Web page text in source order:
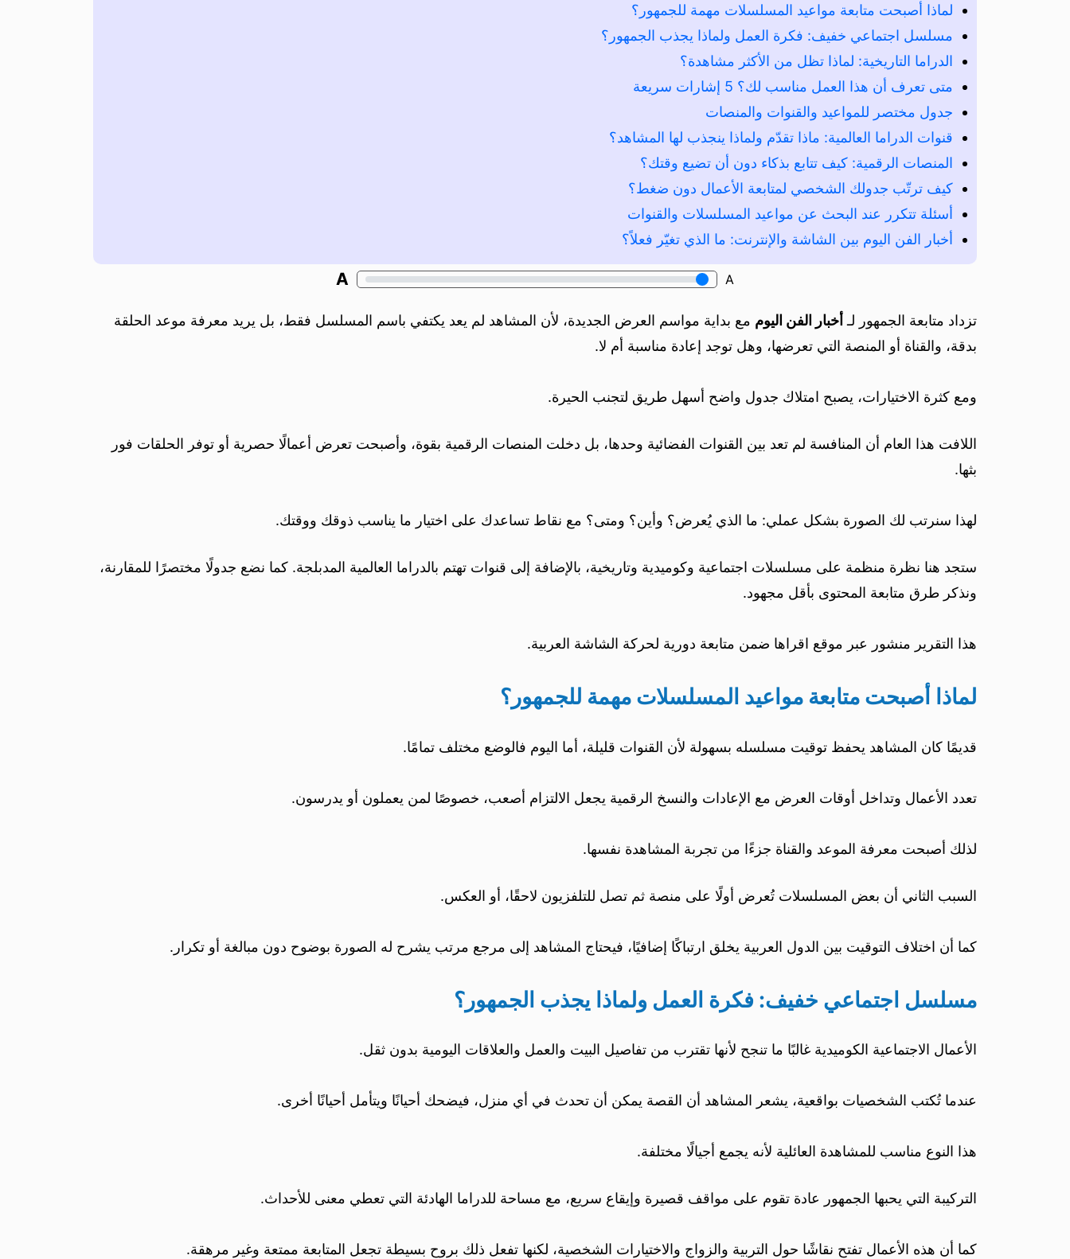
لماذا أصبحت متابعة مواعيد المسلسلات مهمة للجمهور؟
مسلسل اجتماعي خفيف: فكرة العمل ولماذا يجذب الجمهور؟
الدراما التاريخية: لماذا تظل من الأكثر مشاهدة؟
متى تعرف أن هذا العمل مناسب لك؟ 5 إشارات سريعة
جدول مختصر للمواعيد والقنوات والمنصات
قنوات الدراما العالمية: ماذا تقدّم ولماذا ينجذب لها المشاهد؟
المنصات الرقمية: كيف تتابع بذكاء دون أن تضيع وقتك؟
كيف ترتّب جدولك الشخصي لمتابعة الأعمال دون ضغط؟
أسئلة تتكرر عند البحث عن مواعيد المسلسلات والقنوات
أخبار الفن اليوم بين الشاشة والإنترنت: ما الذي تغيّر فعلاً؟
A
A
تزداد متابعة الجمهور لـ أخبار الفن اليوم مع بداية مواسم العرض الجديدة، لأن المشاهد لم يعد يكتفي باسم المسلسل فقط، بل يريد معرفة موعد الحلقة
بدقة، والقناة أو المنصة التي تعرضها، وهل توجد إعادة مناسبة أم لا.
ومع كثرة الاختيارات، يصبح امتلاك جدول واضح أسهل طريق لتجنب الحيرة.
اللافت هذا العام أن المنافسة لم تعد بين القنوات الفضائية وحدها، بل دخلت المنصات الرقمية بقوة، وأصبحت تعرض أعمالًا حصرية أو توفر الحلقات فور
بثها.
لهذا سنرتب لك الصورة بشكل عملي: ما الذي يُعرض؟ وأين؟ ومتى؟ مع نقاط تساعدك على اختيار ما يناسب ذوقك ووقتك.
ستجد هنا نظرة منظمة على مسلسلات اجتماعية وكوميدية وتاريخية، بالإضافة إلى قنوات تهتم بالدراما العالمية المدبلجة. كما نضع جدولًا مختصرًا للمقارنة،
ونذكر طرق متابعة المحتوى بأقل مجهود.
هذا التقرير منشور عبر موقع اقراها ضمن متابعة دورية لحركة الشاشة العربية.
لماذا أصبحت متابعة مواعيد المسلسلات مهمة للجمهور؟
قديمًا كان المشاهد يحفظ توقيت مسلسله بسهولة لأن القنوات قليلة، أما اليوم فالوضع مختلف تمامًا.
تعدد الأعمال وتداخل أوقات العرض مع الإعادات والنسخ الرقمية يجعل الالتزام أصعب، خصوصًا لمن يعملون أو يدرسون.
لذلك أصبحت معرفة الموعد والقناة جزءًا من تجربة المشاهدة نفسها.
السبب الثاني أن بعض المسلسلات تُعرض أولًا على منصة ثم تصل للتلفزيون لاحقًا، أو العكس.
كما أن اختلاف التوقيت بين الدول العربية يخلق ارتباكًا إضافيًا، فيحتاج المشاهد إلى مرجع مرتب يشرح له الصورة بوضوح دون مبالغة أو تكرار.
مسلسل اجتماعي خفيف: فكرة العمل ولماذا يجذب الجمهور؟
الأعمال الاجتماعية الكوميدية غالبًا ما تنجح لأنها تقترب من تفاصيل البيت والعمل والعلاقات اليومية بدون ثقل.
عندما تُكتب الشخصيات بواقعية، يشعر المشاهد أن القصة يمكن أن تحدث في أي منزل، فيضحك أحيانًا ويتأمل أحيانًا أخرى.
هذا النوع مناسب للمشاهدة العائلية لأنه يجمع أجيالًا مختلفة.
التركيبة التي يحبها الجمهور عادة تقوم على مواقف قصيرة وإيقاع سريع، مع مساحة للدراما الهادئة التي تعطي معنى للأحداث.
كما أن هذه الأعمال تفتح نقاشًا حول التربية والزواج والاختيارات الشخصية، لكنها تفعل ذلك بروح بسيطة تجعل المتابعة ممتعة وغير مرهقة.